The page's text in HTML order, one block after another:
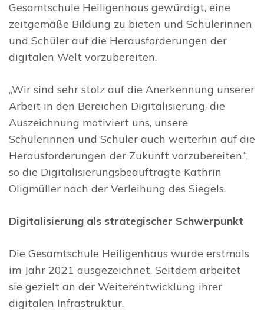
Gesamtschule Heiligenhaus gewürdigt, eine
zeitgemäße Bildung zu bieten und Schülerinnen
und Schüler auf die Herausforderungen der
digitalen Welt vorzubereiten.
„Wir sind sehr stolz auf die Anerkennung unserer
Arbeit in den Bereichen Digitalisierung, die
Auszeichnung motiviert uns, unsere
Schülerinnen und Schüler auch weiterhin auf die
Herausforderungen der Zukunft vorzubereiten.“,
so die Digitalisierungsbeauftragte Kathrin
Oligmüller nach der Verleihung des Siegels.
Digitalisierung als strategischer Schwerpunkt
Die Gesamtschule Heiligenhaus wurde erstmals
im Jahr 2021 ausgezeichnet. Seitdem arbeitet
sie gezielt an der Weiterentwicklung ihrer
digitalen Infrastruktur.